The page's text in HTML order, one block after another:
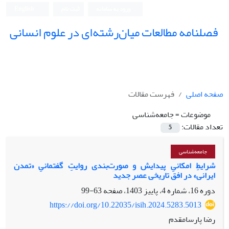
فصلنامه مطالعات میان‌رشته‌ای در علوم انسانی
صفحه اصلی
فهرست مقالات
موضوعات =جامعه‌شناسی
تعداد مقالات:
5
جامعه‌شناسی
شرایطِ امکانیِ پیدایش و صورت‌بندی روایتِ گفتمانیِ «تمدن
ایرانی» در افق تاریخی عصر جدید
دوره 16، شماره 4، پاییز 1403، صفحه
63-99
https://doi.org/10.22035/isih.2024.5283.5013
رضا پارسامقدم